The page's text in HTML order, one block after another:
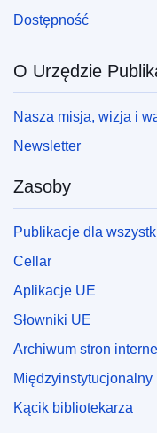
Dostępność
O Urzędzie
Nasza misja, wizja i
Newsletter
Zasoby
Publikacje dla
Cellar
Aplikacje UE
Słowniki UE
Archiwum stron
Kącik bibliotekarza